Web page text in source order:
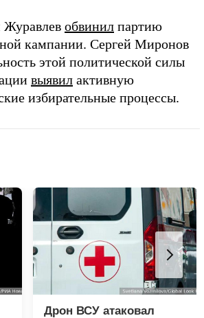
Журавлев обвинил партию
кампании. Сергей Миронов
этой политической силы
выявил активную
избирательные процессы.
Дрон ВСУ атаковал